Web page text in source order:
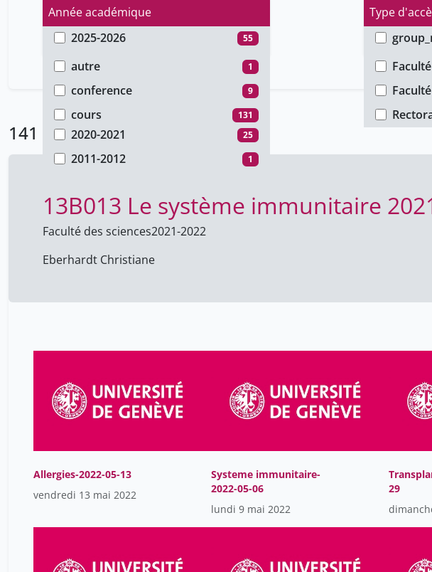
Année académique
2025-2026
55
2024-2025 29
2022-2023 8
2021-2022 23
2020-2021 25
2011-2012 1
Type
public
Type de document
autre
1
conference 9
cours 131
Faculté
141 Résultats
13B013 Le système immunitaire
Faculté des sciences2021-2022
Eberhardt Christiane
Allergies-2022-05-13
vendredi 13 mai 2022
Systeme immunitaire-
2022-05-06
lundi 9 mai 2022
29